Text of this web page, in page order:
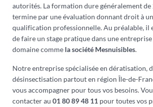
autorités. La formation dure généralement de
termine par une évaluation donnant droit à
qualification professionnelle. Au préalable, il
de faire un stage pratique dans une
domaine comme la société Mesnuisibles.
Notre entreprise spécialisée en dératisation,
désinsectisation partout en région Île-de-
vous accompagner pour tous vos besoins.
contacter au 01 80 89 48 11 pour toutes vos